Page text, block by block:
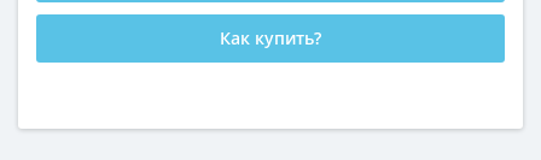
Как купить?